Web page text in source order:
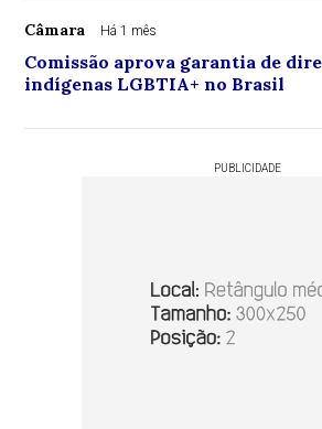
Câmara Há 1 mês
Comissão aprova garantia de
indígenas LGBTIA+ no Brasil
PUBLICIDADE